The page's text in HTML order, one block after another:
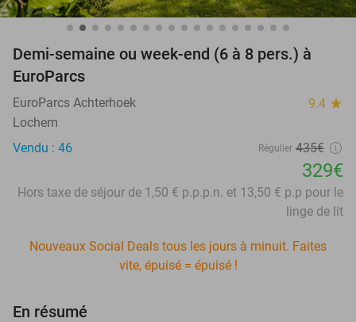
Demi-semaine ou week-end (6 à 8 pers.) à
EuroParcs
EuroParcs Achterhoek 9.4 star
Lochem
Vendu : 46
Régulier 435€
329€
Hors taxe de séjour de 1,50 € p.p.p.n. et 13,50 € p.p pour le
linge de lit
Nouveaux Social Deals tous les jours à minuit. Faites
vite, épuisé = épuisé !
En résumé